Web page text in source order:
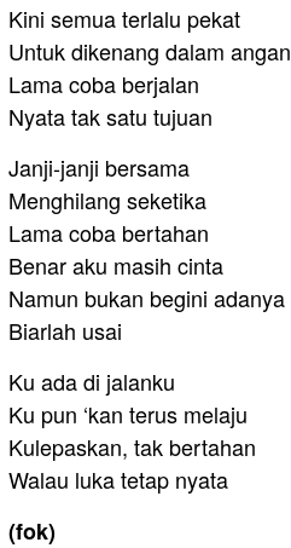
Kini semua terlalu pekat
Untuk dikenang dalam angan
Lama coba berjalan
Nyata tak satu tujuan
Janji-janji bersama
Menghilang seketika
Lama coba bertahan
Benar aku masih cinta
Namun bukan begini adanya
Biarlah usai
Ku ada di jalanku
Ku pun ‘kan terus melaju
Kulepaskan, tak bertahan
Walau luka tetap nyata
(fok)